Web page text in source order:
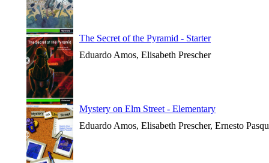
The Secret of the Pyramid - Starter
Eduardo Amos, Elisabeth Prescher
Mystery on Elm Street - Elementary
Eduardo Amos, Elisabeth Prescher, Ernesto